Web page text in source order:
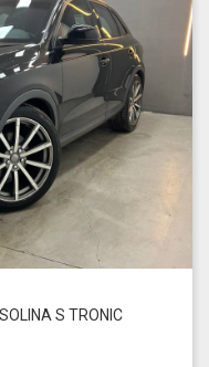
S TRONIC